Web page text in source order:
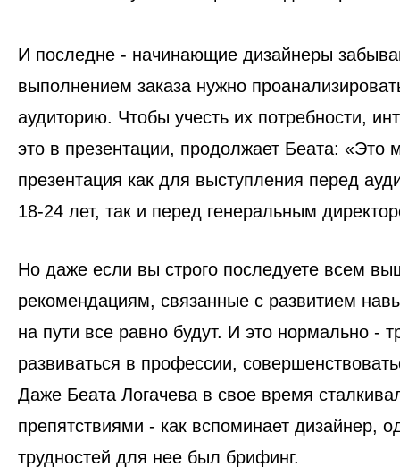
И последне - начинающие дизайнеры
выполнением заказа нужно
аудиторию. Чтобы учесть их потребности,
это в презентации, продолжает Беата: «Это
презентация как для выступления перед
18-24 лет, так и перед генеральным
Но даже если вы строго последуете всем
рекомендациям, связанные с развитием
на пути все равно будут. И это нормально -
развиваться в профессии,
Даже Беата Логачева в свое время
препятствиями - как вспоминает дизайнер,
трудностей для нее был брифинг.